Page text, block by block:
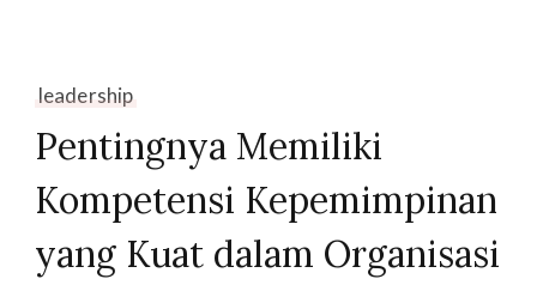
leadership
Pentingnya Memiliki
Kompetensi Kepemimpinan
yang Kuat dalam Organisasi